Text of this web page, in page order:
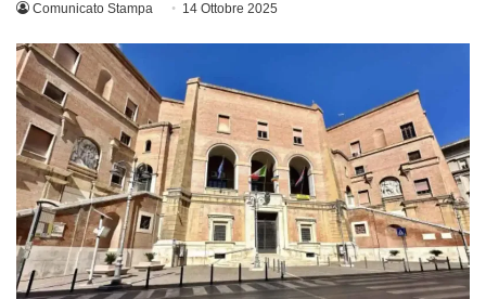
Comunicato Stampa 14 Ottobre 2025